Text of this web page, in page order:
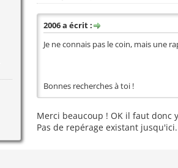
2006 a écrit :
Je ne connais pas le coin, mais une
Bonnes recherches à toi !
Merci beaucoup ! OK il faut donc
Pas de repérage existant jusqu'ici.